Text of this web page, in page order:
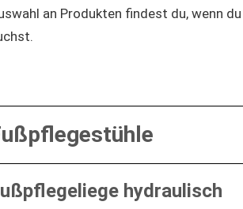
an Produkten findest du, wenn
hydraulisch